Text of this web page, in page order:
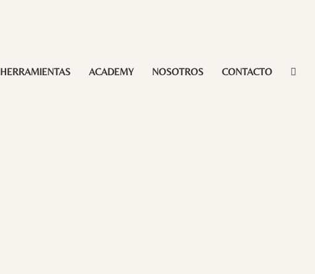
HERRAMIENTAS ACADEMY NOSOTROS CONTACTO